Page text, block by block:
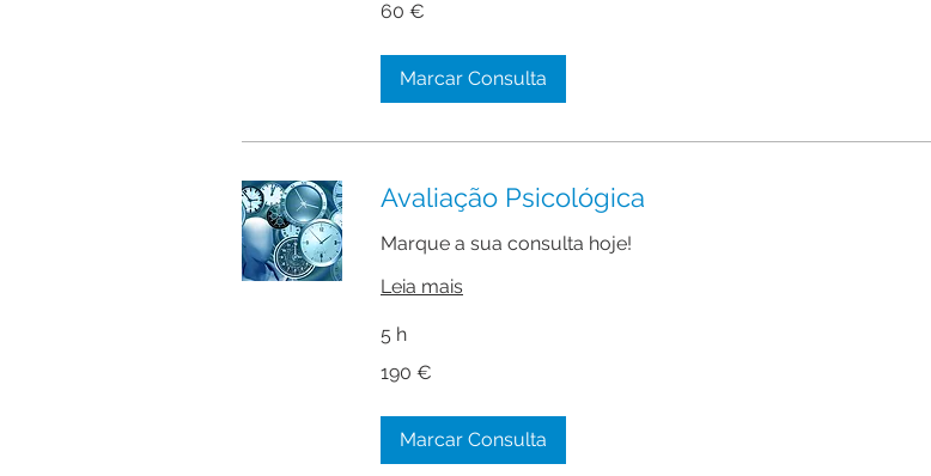
euros
60 €
Marcar Consulta
Avaliação Psicológica
Marque a sua consulta hoje!
Leia mais
5 h
euros
190 €
Marcar Consulta